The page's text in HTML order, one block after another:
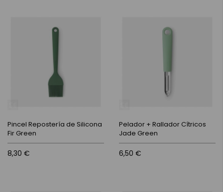
Pincel Repostería de Silicona
Fir Green
8,30 €
Pelador + Rallador Cítricos
Jade Green
6,50 €